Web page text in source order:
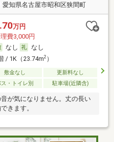
愛知県名古屋市昭和区狭間町
万円
費3,000円
なし
なし
/ 1K（23.74m2）
敷金なし
更新料なし
ス・トイレ別 駐車場(近隣含)
が気になりません。丈の長い
きます。